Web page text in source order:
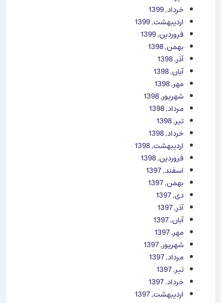
خرداد, 1399
اردیبهشت, 1399
فروردین, 1399
بهمن, 1398
آذر, 1398
آبان, 1398
مهر, 1398
شهریور, 1398
مرداد, 1398
تیر, 1398
خرداد, 1398
اردیبهشت, 1398
فروردین, 1398
اسفند, 1397
بهمن, 1397
دی, 1397
آذر, 1397
آبان, 1397
مهر, 1397
شهریور, 1397
مرداد, 1397
تیر, 1397
خرداد, 1397
اردیبهشت, 1397